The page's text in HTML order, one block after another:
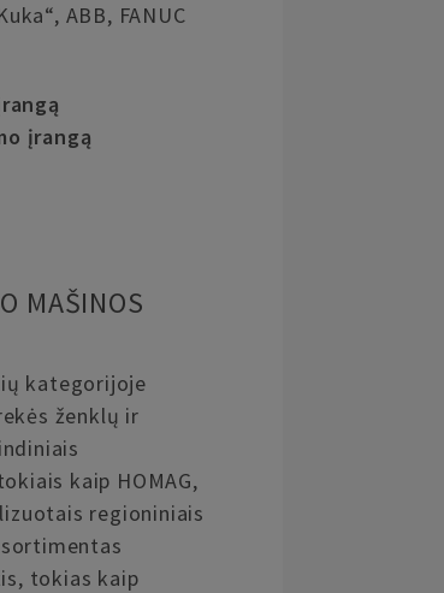
ABB, FANUC
įrangą
MAŠINOS
kategorijoje
ženklų ir
kaip HOMAG,
regioniniais
tokias kaip